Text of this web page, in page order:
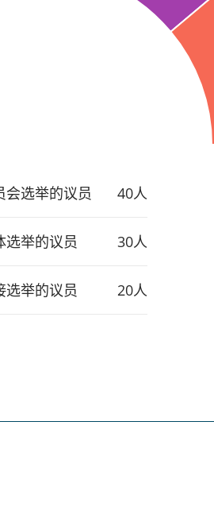
会选举的议员 40人
选举的议员 30人
选举的议员 20人